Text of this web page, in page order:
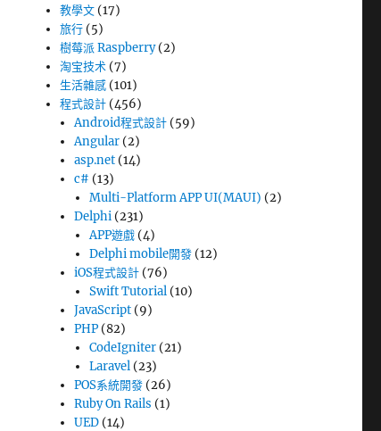
教學文 (17)
旅行 (5)
樹莓派 Raspberry(2)
淘宝技术 (7)
生活雜感 (101)
程式設計 (456)
Android程式設計 (59)
Angular (2)
asp.net (14)
c# (13)
Multi-Platform APP UI(MAUI) (2)
Delphi (231)
APP遊戲(4)
Delphi mobile開發(12)
iOS程式設計 (76)
Swift Tutorial(10)
JavaScript (9)
PHP (82)
CodeIgniter(21)
Laravel(23)
POS系統開發 (26)
Ruby On Rails (1)
UED (14)